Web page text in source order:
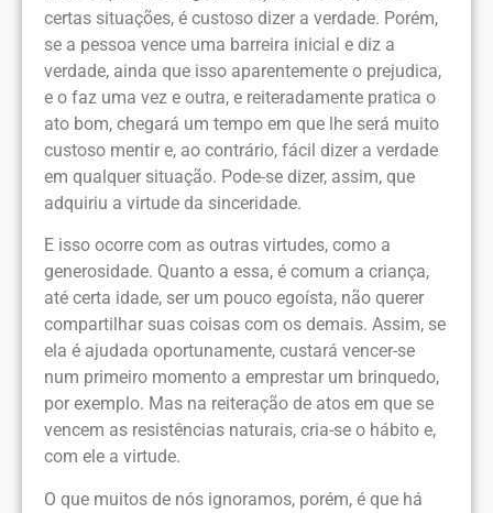
certas situações, é custoso dizer a verdade. Porém,
se a pessoa vence uma barreira inicial e diz a
verdade, ainda que isso aparentemente o prejudica,
e o faz uma vez e outra, e reiteradamente pratica o
ato bom, chegará um tempo em que lhe será muito
custoso mentir e, ao contrário, fácil dizer a verdade
em qualquer situação. Pode-se dizer, assim, que
adquiriu a virtude da sinceridade.
E isso ocorre com as outras virtudes, como a
generosidade. Quanto a essa, é comum a criança,
até certa idade, ser um pouco egoísta, não querer
compartilhar suas coisas com os demais. Assim, se
ela é ajudada oportunamente, custará vencer-se
num primeiro momento a emprestar um brinquedo,
por exemplo. Mas na reiteração de atos em que se
vencem as resistências naturais, cria-se o hábito e,
com ele a virtude.
O que muitos de nós ignoramos, porém, é que há